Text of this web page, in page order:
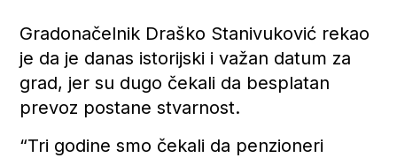
Gradonačelnik Draško Stanivuković rekao
je da je danas istorijski i važan datum za
grad, jer su dugo čekali da besplatan
prevoz postane stvarnost.
“Tri godine smo čekali da penzioneri